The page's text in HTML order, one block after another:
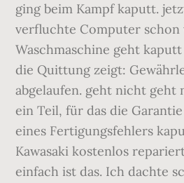
ging beim Kampf kaputt.
verfluchte Computer
Waschmaschine geht
die Quittung zeigt:
abgelaufen. geht nicht geht
ein Teil, für das die
eines Fertigungsfehlers
Kawasaki kostenlos
einfach ist das. Ich dachte